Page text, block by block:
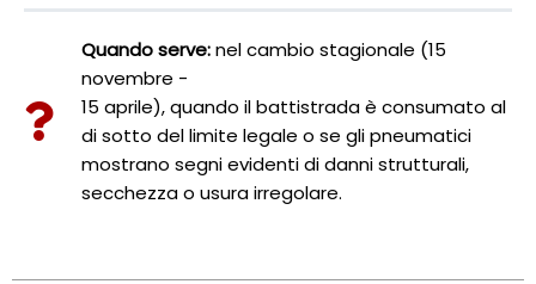
Quando serve:nel cambio stagionale (15
novembre -
15 aprile), quando il battistrada è consumato al
di sotto del limite legale o se gli pneumatici
mostrano segni evidenti di danni strutturali,
secchezza o usura irregolare.